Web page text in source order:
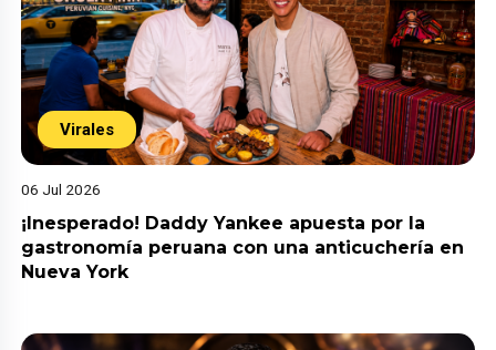
Virales
06 Jul 2026
¡Inesperado! Daddy Yankee apuesta por la
gastronomía peruana con una anticuchería en
Nueva York